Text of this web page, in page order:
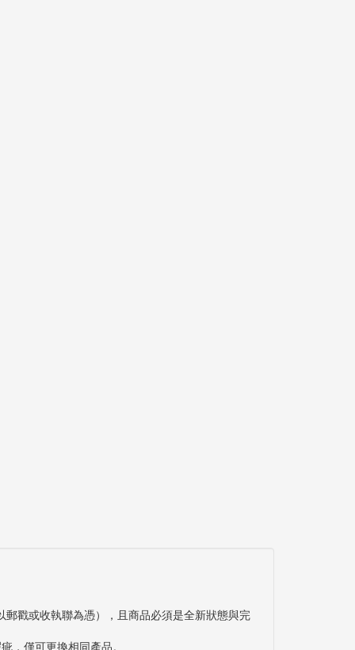
戳或收執聯為憑），且商品必須是全新狀態與完
，僅可更換相同產品。